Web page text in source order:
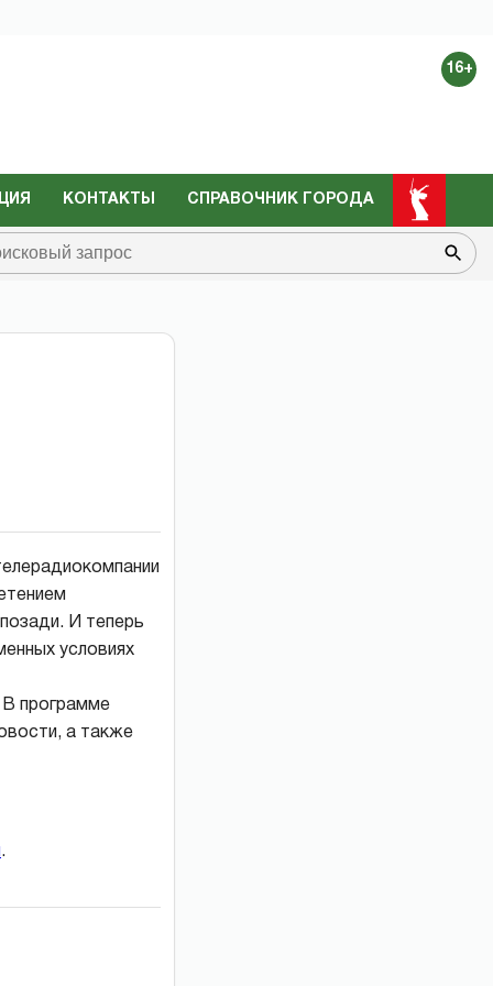
16+
КОНТАКТЫ СПРАВОЧНИК ГОРОДА
И теперь
условиях
В программе
а также
.